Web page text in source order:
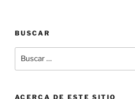
BUSCAR
por:
ACERCA DE ESTE SITIO